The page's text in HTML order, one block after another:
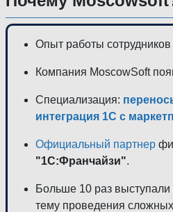
Опыт работы сотрудников
Компания MoscowSoft
Специализация:
интеграция 1С с
Официальный партнер
"1С:Франчайзи".
Больше 10 раз
тему проведения